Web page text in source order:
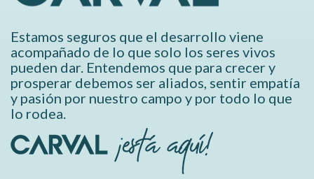
Estamos seguros que el desarrollo viene
acompañado de lo que solo los seres vivos
pueden dar. Entendemos que para crecer y
prosperar debemos ser aliados, sentir empatía
y pasión por nuestro campo y por todo lo que
lo rodea.